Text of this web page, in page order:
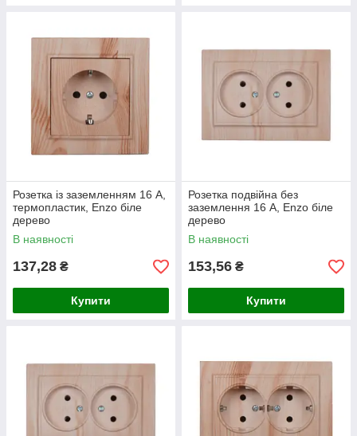
Розетка із заземленням 16 А,
термопластик, Enzo біле
дерево
В наявності
137,28 ₴
Купити
Розетка подвійна без
заземлення 16 А, Enzo біле
дерево
В наявності
153,56 ₴
Купити